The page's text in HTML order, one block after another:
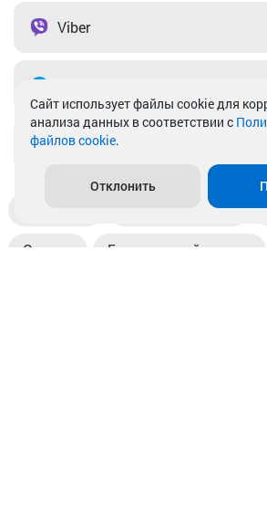
Viber
info@akkamulik.by
Пункты выдачи
Оплата Безналичный расчет
Cайт использует файлы cookie для
анализа данных в соответствии с
файлов cookie.
Отклонить